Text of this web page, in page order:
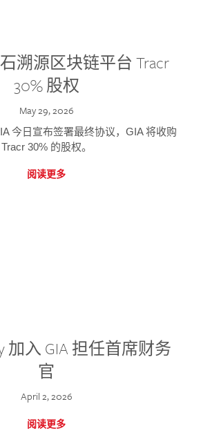
溯源区块链平台 Tracr
30% 股权
May 29, 2026
今日宣布签署最终协议，GIA 将收购
Tracr 30% 的股权。
阅读更多
加入 GIA 担任首席财务
官
April 2, 2026
阅读更多